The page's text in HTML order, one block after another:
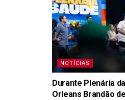
NOTÍCIAS
Durante Plenária
Orleans Brandão